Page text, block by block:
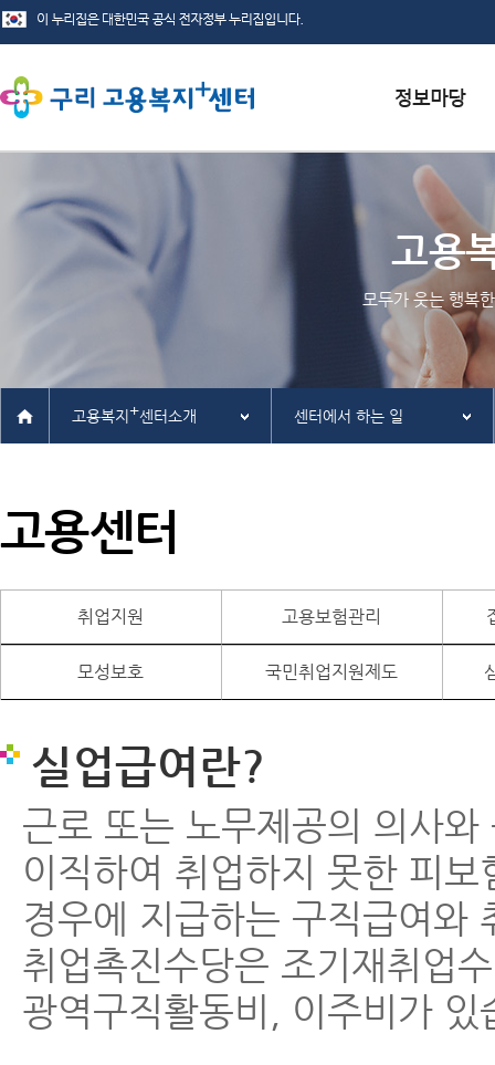
서식자료실
채용정보
인재정보
관련사이트
고용
모두가 웃는 행복
고용복지 +센터소개 센터에서 하는 일
고용센터
취업지원 고용보험관리
모성보호 국민취업지원제도
실업급여란?
근로 또는 노무제공의 의사
이직하여 취업하지 못한 피
경우에 지급하는 구직급여와
취업촉진수당은 조기재취업
광역구직활동비, 이주비가 있